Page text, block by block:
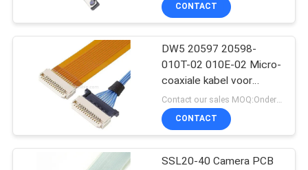
CONTACT
DW5 20597 20598-
010T-02 010E-02 Micro-
coaxiale kabel voor
ontvangstplug
CONTACT
SSL20-40 Camera PCB